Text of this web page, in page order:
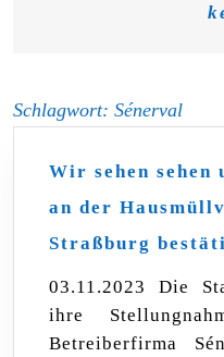
Schlagwort: Sénerval
Wir sehen
an der
Straßburg
03.11.2023 Die
ihre
Betreiberfirma